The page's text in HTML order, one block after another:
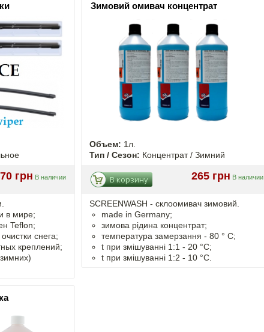
грн В наличии
в мире;
Teflon;
снега;
креплений;
Зимовий омивач концентрат
Объем: 1л.
Тип / Сезон: Концентрат / Зимний
265 грн В наличии
В корзину
SCREENWASH - cклоомивач зимовий.
made in Germany;
зимова рідина концентрат;
температура замерзання - 80 ° C;
t при змішуванні 1:1 - 20 °C;
t при змішуванні 1:2 - 10 °C.